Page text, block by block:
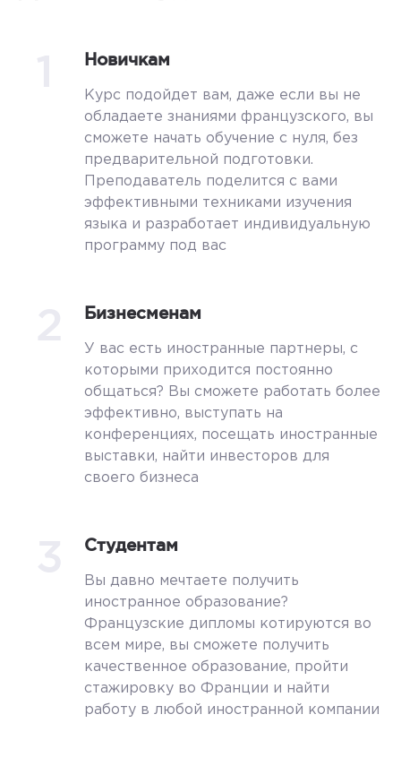
Новичкам
Курс подойдет вам, даже если вы не
обладаете знаниями французского, вы
сможете начать обучение с нуля, без
предварительной подготовки.
Преподаватель поделится с вами
эффективными техниками изучения
языка и разработает индивидуальную
программу под вас
Бизнесменам
У вас есть иностранные партнеры, с
которыми приходится постоянно
общаться? Вы сможете работать более
эффективно, выступать на
конференциях, посещать иностранные
выставки, найти инвесторов для
своего бизнеса
Студентам
Вы давно мечтаете получить
иностранное образование?
Французские дипломы котируются во
всем мире, вы сможете получить
качественное образование, пройти
стажировку во Франции и найти
работу в любой иностранной компании